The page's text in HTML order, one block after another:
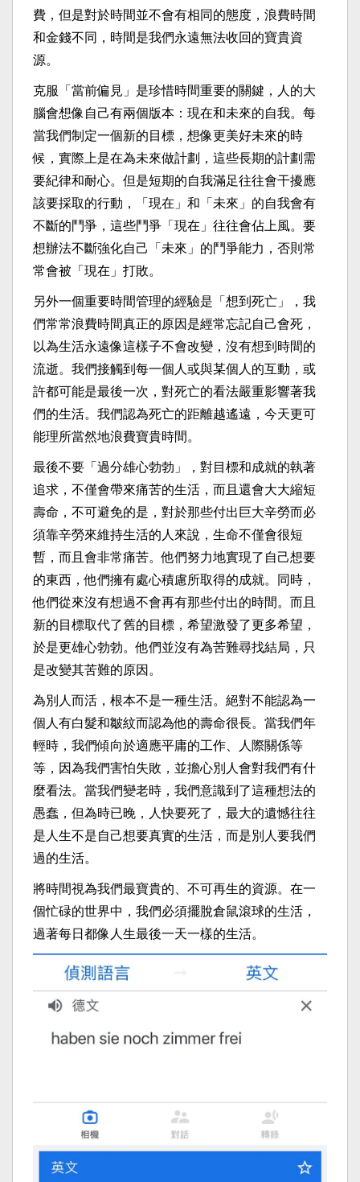
費，但是對於時間並不會有相同的態度，浪費時間
和金錢不同，時間是我們永遠無法收回的寶貴資
源。
克服「當前偏見」是珍惜時間重要的關鍵，人的大
腦會想像自己有兩個版本：現在和未來的自我。每
當我們制定一個新的目標，想像更美好未來的時
候，實際上是在為未來做計劃，這些長期的計劃需
要紀律和耐心。但是短期的自我滿足往往會干擾應
該要採取的行動，「現在」和「未來」的自我會有
不斷的鬥爭，這些鬥爭「現在」往往會佔上風。要
想辦法不斷強化自己「未來」的鬥爭能力，否則常
常會被「現在」打敗。
另外一個重要時間管理的經驗是「想到死亡」，我
們常常浪費時間真正的原因是經常忘記自己會死，
以為生活永遠像這樣子不會改變，沒有想到時間的
流逝。我們接觸到每一個人或與某個人的互動，或
許都可能是最後一次，對死亡的看法嚴重影響著我
們的生活。我們認為死亡的距離越遙遠，今天更可
能理所當然地浪費寶貴時間。
最後不要「過分雄心勃勃」，對目標和成就的執著
追求，不僅會帶來痛苦的生活，而且還會大大縮短
壽命，不可避免的是，對於那些付出巨大辛勞而必
須靠辛勞來維持生活的人來說，生命不僅會很短
暫，而且會非常痛苦。他們努力地實現了自己想要
的東西，他們擁有處心積慮所取得的成就。同時，
他們從來沒有想過不會再有那些付出的時間。而且
新的目標取代了舊的目標，希望激發了更多希望，
於是更雄心勃勃。他們並沒有為苦難尋找結局，只
是改變其苦難的原因。
為別人而活，根本不是一種生活。絕對不能認為一
個人有白髮和皺紋而認為他的壽命很長。當我們年
輕時，我們傾向於適應平庸的工作、人際關係等
等，因為我們害怕失敗，並擔心別人會對我們有什
麼看法。當我們變老時，我們意識到了這種想法的
愚蠢，但為時已晚，人快要死了，最大的遺憾往往
是人生不是自己想要真實的生活，而是別人要我們
過的生活。
將時間視為我們最寶貴的、不可再生的資源。在一
個忙碌的世界中，我們必須擺脫倉鼠滾球的生活，
過著每日都像人生最後一天一樣的生活。